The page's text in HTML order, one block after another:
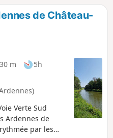
entre forêts
de caractère. Partez à
marquée par
GR® de Pays
sur le massif de
de Château-
m
5h
Verte Sud
Ardennes de
par les